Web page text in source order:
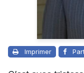
Imprimer